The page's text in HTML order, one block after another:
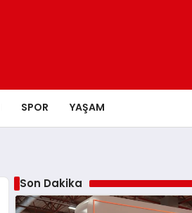
SPOR YAŞAM
Son Dakika